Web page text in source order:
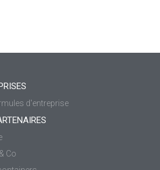
d'entreprise
Co